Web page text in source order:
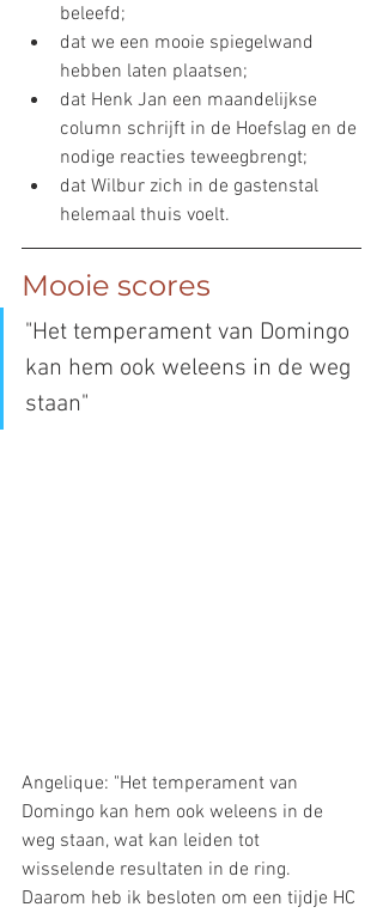
beleefd;
dat we een mooie spiegelwand
hebben laten plaatsen;
dat Henk Jan een maandelijkse
column schrijft in de Hoefslag en de
nodige reacties teweegbrengt;
dat Wilbur zich in de gastenstal
helemaal thuis voelt.
Mooie scores
"Het temperament van Domingo
kan hem ook weleens in de weg
staan"
Angelique: "Het temperament van
Domingo kan hem ook weleens in de
weg staan, wat kan leiden tot
wisselende resultaten in de ring.
Daarom heb ik besloten om een tijdje HC